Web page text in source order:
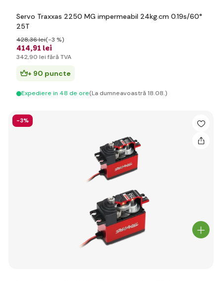
Servo Traxxas 2250 MG impermeabil 24kg.cm 0.19s/60°
25T
414,91 lei
428,36 lei(-3 %)
342,90 lei fără TVA
+ 90 puncte
Expediere in 48 de ore(La dumneavoastră 18.08.)
-3%